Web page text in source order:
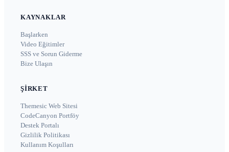
KAYNAKLAR
Başlarken
Video Eğitimler
SSS ve Sorun Giderme
Bize Ulaşın
ŞIRKET
Themesic Web Sitesi
CodeCanyon Portföy
Destek Portalı
Gizlilik Politikası
Kullanım Koşulları